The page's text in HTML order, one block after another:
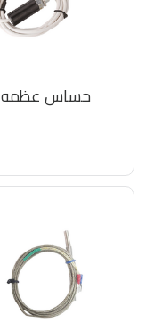
حساس عظمه